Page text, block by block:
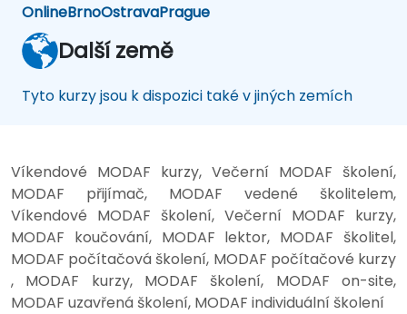
OnlineBrnoOstravaPrague
Další země
Tyto kurzy jsou k dispozici také v jiných zemích
Víkendové MODAF kurzy, Večerní MODAF školení,
MODAF přijímač, MODAF vedené školitelem,
Víkendové MODAF školení, Večerní MODAF kurzy,
MODAF koučování, MODAF lektor, MODAF školitel,
MODAF počítačová školení, MODAF počítačové kurzy
, MODAF kurzy, MODAF školení, MODAF on-site,
MODAF uzavřená školení, MODAF individuální školení